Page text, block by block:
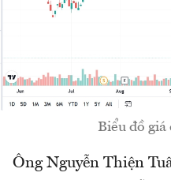
Biểu đồ giá
Ông Nguyễn Thiện